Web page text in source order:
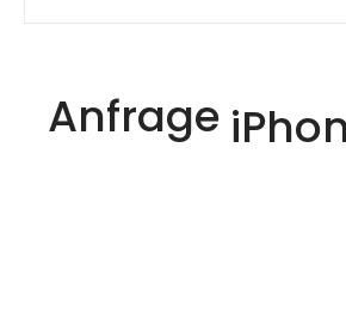
Anfrage